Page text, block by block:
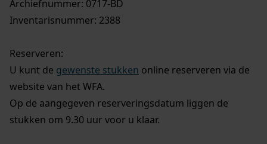
Archiefnummer: 0717-BD
Inventarisnummer: 2388
Reserveren:
U kunt de gewenste stukken online reserveren via de
website van het WFA.
Op de aangegeven reserveringsdatum liggen de
stukken om 9.30 uur voor u klaar.